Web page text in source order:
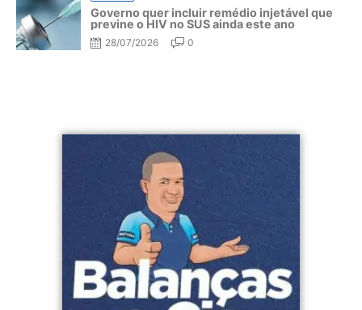
Governo quer incluir remédio injetável que
previne o HIV no SUS ainda este ano
28/07/2026 0